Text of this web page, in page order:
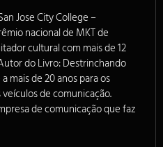
Jose City College –
nacional de MKT de
cultural com mais de 12
do Livro: Destrinchando
mais de 20 anos para os
de comunicação.
de comunicação que faz